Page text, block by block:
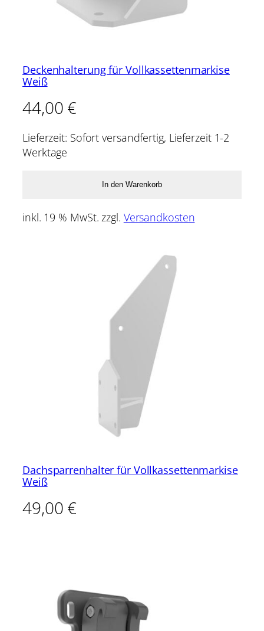
Deckenhalterung für Vollkassettenmarkise
Weiß
44,00 €
Lieferzeit: Sofort versandfertig, Lieferzeit 1-2
Werktage
In den Warenkorb
inkl. 19 % MwSt. zzgl. Versandkosten
Dachsparrenhalter für Vollkassettenmarkise
Weiß
49,00 €